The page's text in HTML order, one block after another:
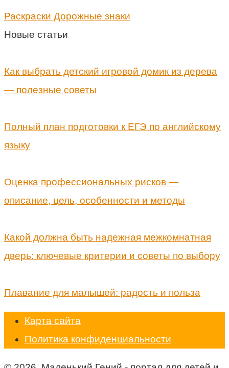
Раскраски Дорожные знаки
Новые статьи
Как выбрать детский игровой домик из дерева
— полезные советы
Полный план подготовки к ЕГЭ по английскому
языку
Оценка профессиональных рисков —
описание, цель, особенности и методы
Какой должна быть надежная межкомнатная
дверь: ключевые критерии и советы по выбору
Плавание для малышей: радость и польза
Карта сайта
Политика конфиденциальности